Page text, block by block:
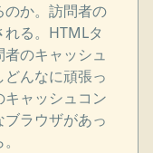
のか。訪問者の
る。HTMLタ
のキャッシュ
んなに頑張っ
ャッシュコン
ブラウザがあっ